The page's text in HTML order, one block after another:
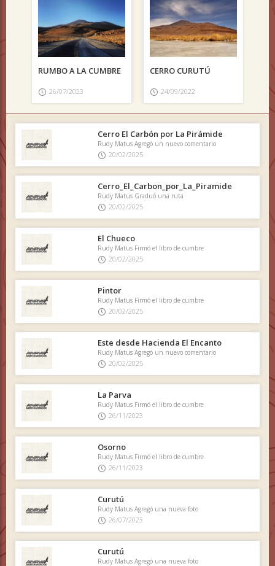
CUMBRE CERRO CURUTÚ
Cerro El Carbón por La Pirámide
Rudy Matus Agregó un nuevo comentario
20/02/2025
Cerro_El_Carbon_por_La_Piramide
Rudy Matus Graduó una ruta
20/02/2025
El Chueco
Rudy Matus Firmó el libro de cumbre
20/02/2025
Pintor
Rudy Matus Firmó el libro de cumbre
20/02/2025
Este desde Hacienda El Encanto
Rudy Matus Agregó un nuevo comentario
20/02/2025
La Parva
Rudy Matus Firmó el libro de cumbre
26/11/2023
Osorno
Rudy Matus Firmó el libro de cumbre
26/11/2023
Curutú
Rudy Matus Agregó una nueva foto
26/07/2023
Curutú
Rudy Matus Agregó una nueva foto